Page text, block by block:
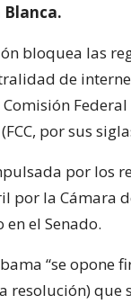
bloquea las
de
Federal
por sus
por los
por la Cámara
el Senado.
“se opone
resolución) que